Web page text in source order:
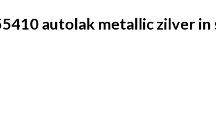
autolak metallic zilver in